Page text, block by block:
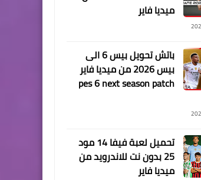
ميديا فاير
باتش تحويل بيس 6 الى
بيس 2026 من ميديا فاير
pes 6 next season patch
تحميل لعبة فيفا 14 مود
25 بدون نت للاندرويد من
ميديا فاير